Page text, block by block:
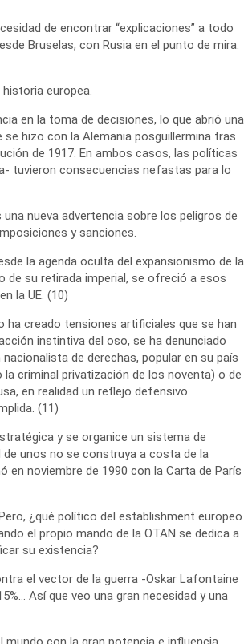
de encontrar “explicaciones” a todo
Bruselas, con Rusia en el punto de mira.
europea.
en la toma de decisiones, lo que abrió una
hizo con la Alemania posguillermina tras
de 1917. En ambos casos, las políticas
tuvieron consecuencias nefastas para lo
nueva advertencia sobre los peligros de
y sanciones.
la agenda oculta del expansionismo de la
de su retirada imperial, se ofreció a esos
la UE. (10)
ha creado tensiones artificiales que se han
instintiva del oso, se ha denunciado
de derechas, popular en su país
criminal privatización de los noventa) o de
en realidad un reflejo defensivo
(11)
y se organice un sistema de
de unos no se construya a costa de la
en noviembre de 1990 con la Carta de París
¿qué político del establishment europeo
el propio mando de la OTAN se dedica a
su existencia?
el vector de la guerra -Oskar Lafontaine
Así que veo una gran necesidad y una